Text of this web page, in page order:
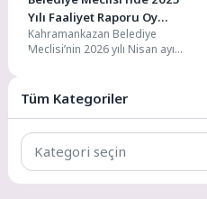
Yılı Faaliyet Raporu Oy
Birliğiyle Kabul Edildi
Kahramankazan Belediye
Meclisi’nin 2026 yılı Nisan ayı
Faaliyet Raporu...
Tüm Kategoriler
Tüm
Kategoriler